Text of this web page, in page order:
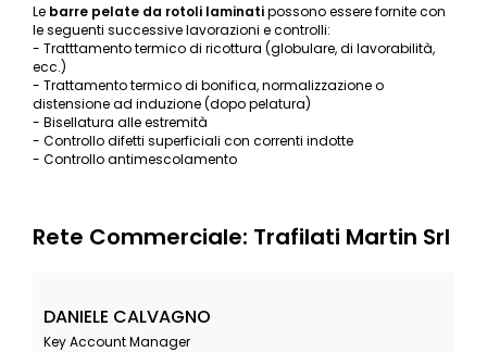
Le barre pelate da rotoli laminatipossono essere fornite con
le seguenti successive lavorazioni e controlli:
- Tratttamento termico di ricottura (globulare, di lavorabilità,
ecc.)
- Trattamento termico di bonifica, normalizzazione o
distensione ad induzione (dopo pelatura)
- Bisellatura alle estremità
- Controllo difetti superficiali con correnti indotte
- Controllo antimescolamento
Rete Commerciale: Trafilati Martin Srl
DANIELE CALVAGNO
Key Account Manager